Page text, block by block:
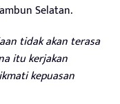
Selatan.
tidak akan terasa
itu kerjakan
kepuasan